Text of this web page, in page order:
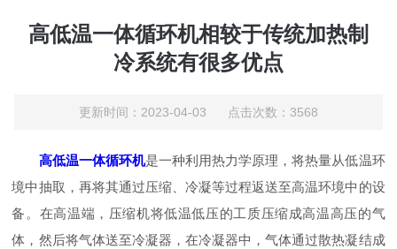
高低温一体循环机相较于传统加热制
冷系统有很多优点
更新时间：2023-04-03 点击次数：3568
高低温一体循环机是一种利用热力学原理，将热量从低温环
境中抽取，再将其通过压缩、冷凝等过程返送至高温环境中的设
备。在高温端，压缩机将低温低压的工质压缩成高温高压的气
体，然后将气体送至冷凝器，在冷凝器中，气体通过散热凝结成